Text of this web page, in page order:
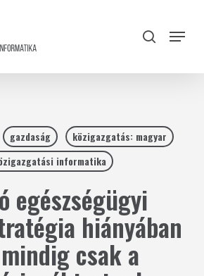
search
Menu
gazdaság
közigazgatás: magyar
informatika
egészségügyi
hiányában
csak a
Close